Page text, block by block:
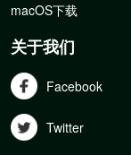
macOS下载
关于我们
Facebook
Twitter